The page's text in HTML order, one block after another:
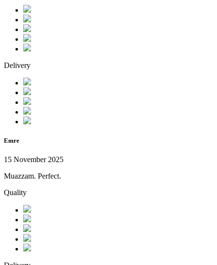
Delivery
Emre
15 November 2025
Muazzam. Perfect.
Quality